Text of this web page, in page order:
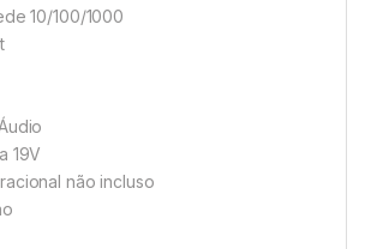
10/100/1000
19V
não incluso